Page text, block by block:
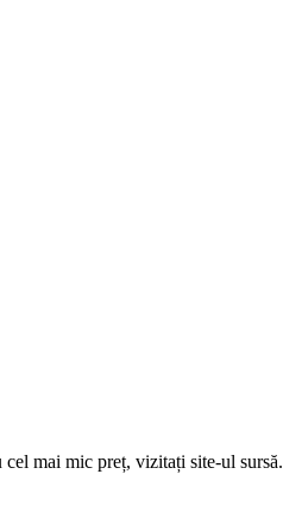
mai mic preț, vizitați site-ul sursă.